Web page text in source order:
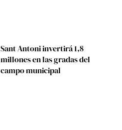
Sant Antoni invertirá 1,8
millones en las gradas del
campo municipal